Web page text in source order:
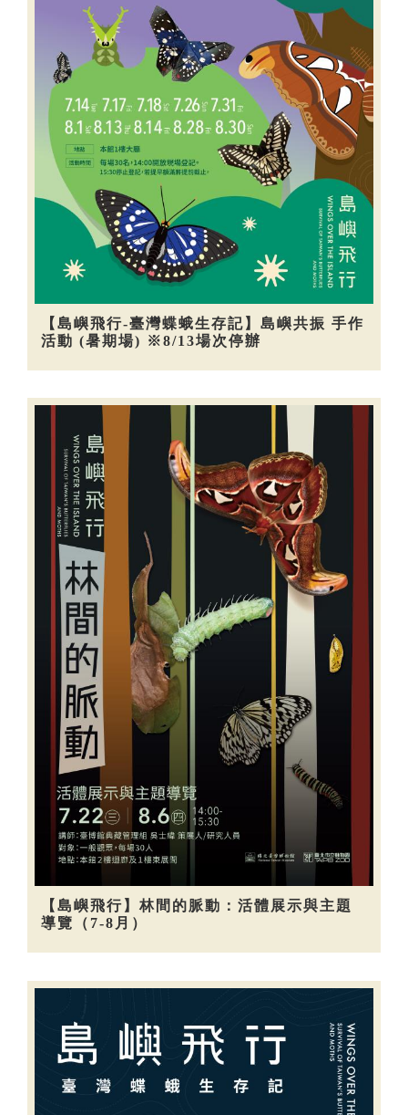
【島嶼飛行-臺灣蝶蛾生存記】島嶼共振 手作
活動 (暑期場) ※8/13場次停辦
【島嶼飛行】林間的脈動：活體展示與主題
導覽（7-8月）